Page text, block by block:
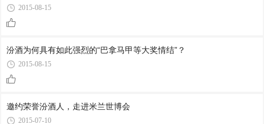
2015-08-15
汾酒为何具有如此强烈的“巴拿马甲等大奖情结”？
2015-08-15
邀约荣誉汾酒人，走进米兰世博会
2015-07-10